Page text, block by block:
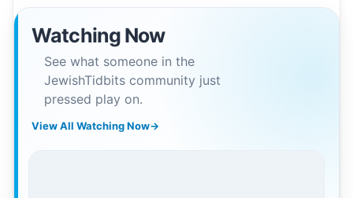
Watching Now
See what someone in the
JewishTidbits community just
pressed play on.
View All Watching Now→